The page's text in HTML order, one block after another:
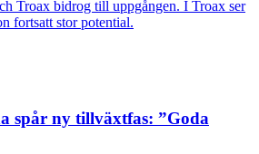
Troax bidrog till uppgången. I Troax ser
fortsatt stor potential.
spår ny tillväxtfas: ”Goda